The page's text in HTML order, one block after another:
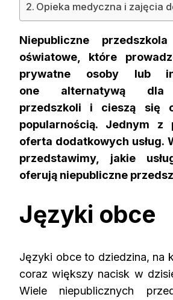
Opieka medyczna i zajęcia
Niepubliczne
oświatowe, które
prywatne osoby lub
one alternatywą dla
przedszkoli i cieszą się
popularnością. Jednym z
oferta dodatkowych usług.
przedstawimy, jakie
oferują niepubliczne
Języki obce
Języki obce to dziedzina, na
coraz większy nacisk w
Wiele niepublicznych